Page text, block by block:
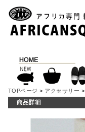
TOPページ > アクセサリー >